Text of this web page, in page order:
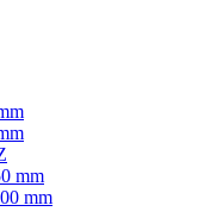
mm
mm